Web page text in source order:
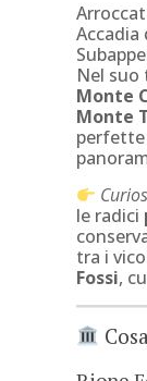
Accadia
Nel suo
Monte
Monte
perfette
le radici
tra i
Fossi,